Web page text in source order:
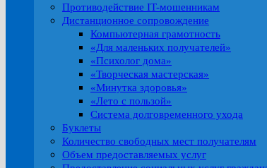
Противодействие IT-мошенникам
Дистанционное сопровождение
Компьютерная грамотность
«Для маленьких получателей»
«Психолог дома»
«Творческая мастерская»
«Минутка здоровья»
«Лето с пользой»
Система долговременного ухода
Буклеты
Количество свободных мест получателям
Объем предоставляемых услуг